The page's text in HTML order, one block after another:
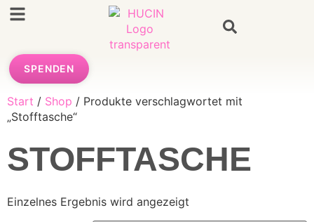
SPENDEN
Start / Shop / Produkte verschlagwortet mit
„Stofftasche“
STOFFTASCHE
Einzelnes Ergebnis wird angezeigt